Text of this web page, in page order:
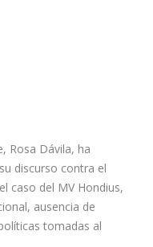
Rosa Dávila, ha
discurso contra el
caso del MV Hondius,